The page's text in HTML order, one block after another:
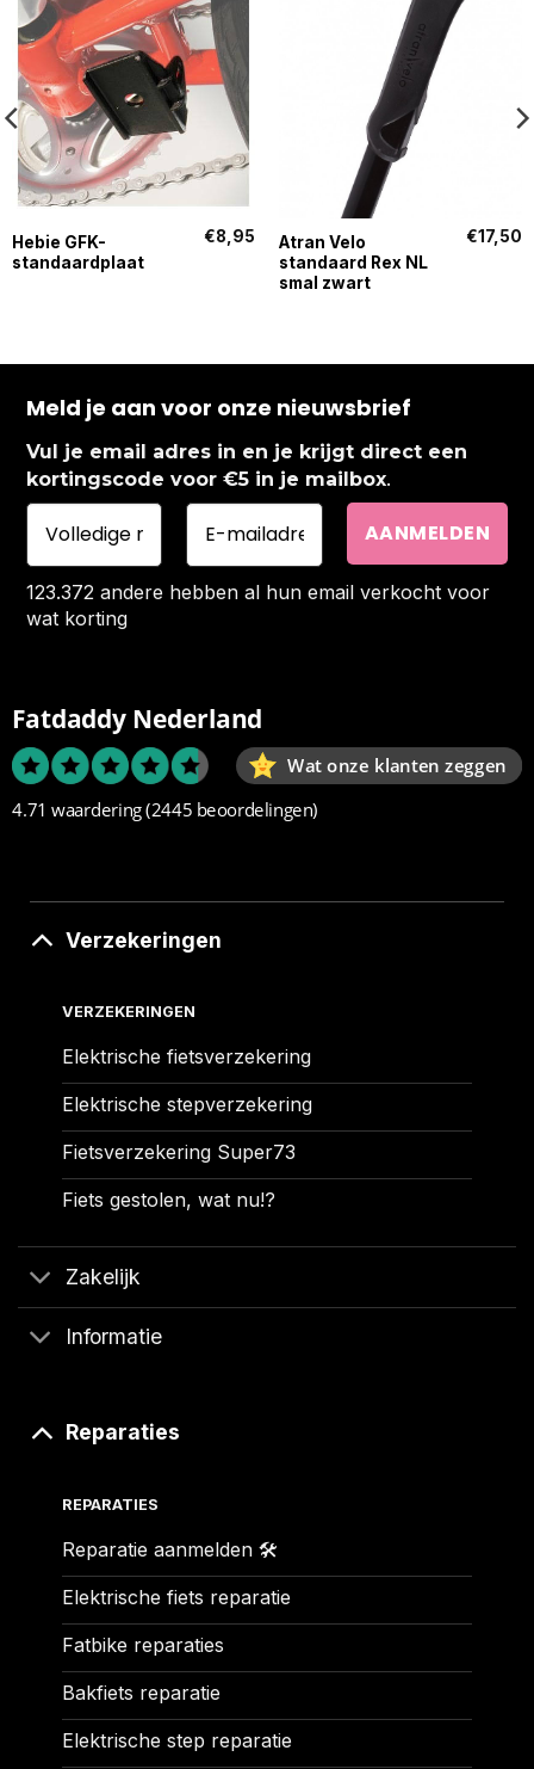
Hebie GFK-
standaardplaat
€8,95
Atran Velo
standaard Rex NL
smal zwart
€17,50
Meld je aan voor onze nieuwsbrief
Vul je email adres in en je krijgt direct een
kortingscode voor €5 in je mailbox.
123.372 andere hebben al hun email verkocht voor
wat korting
Fatdaddy Nederland
Wat onze klanten zeggen
4.71 waardering(2445 beoordelingen)
Verzekeringen
VERZEKERINGEN
Elektrische fietsverzekering
Elektrische stepverzekering
Fietsverzekering Super73
Fiets gestolen, wat nu!?
Zakelijk
Informatie
Reparaties
REPARATIES
Reparatie aanmelden 🛠️
Elektrische fiets reparatie
Fatbike reparaties
Bakfiets reparatie
Elektrische step reparatie